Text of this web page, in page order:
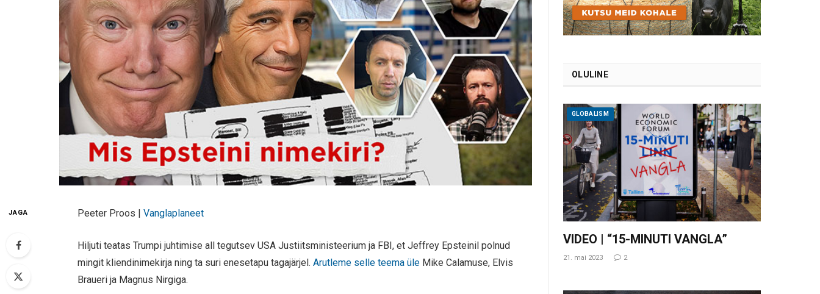
JAGA Peeter Proos |Vanglaplaneet
Hiljuti teatas Trumpi juhtimise all tegutsev USA Justiitsministeerium ja FBI, et Jeffrey Epsteinil polnud
mingit kliendinimekirja ning ta suri enesetapu tagajärjel.Arutleme selle teema üle Mike Calamuse, Elvis
Braueri ja Magnus Nirgiga.
OLULINE
GLOBALISM
VIDEO | “15-MINUTI VANGLA”
21. mai 2023 2